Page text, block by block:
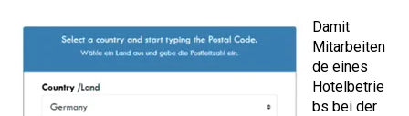
Damit
Mitarbeiten
de eines
Hotelbetrie
bs bei der